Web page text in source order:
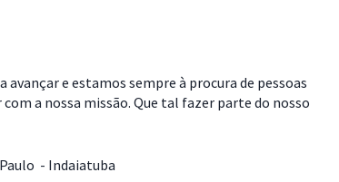
avançar e estamos sempre à procura de pessoas
a nossa missão. Que tal fazer parte do nosso
- Indaiatuba